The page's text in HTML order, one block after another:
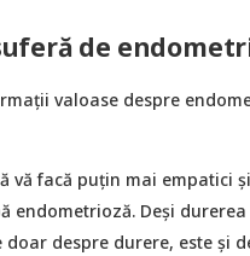
de
valoase despre
vă facă puțin mai empatici
endometrioză. Deși
despre durere, este și